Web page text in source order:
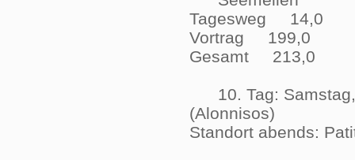
Tagesweg 14,0
Vortrag 199,0
Gesamt 213,0
10. Tag:
(Alonnisos)
Standort abends: